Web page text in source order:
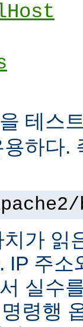
테스
하다.
가 읽
IP 주
실수
령행